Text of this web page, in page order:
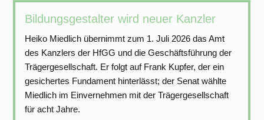
Bildungsgestalter wird neuer Kanzler
Heiko Miedlich übernimmt zum 1. Juli 2026 das Amt
des Kanzlers der HfGG und die Geschäftsführung der
Trägergesellschaft. Er folgt auf Frank Kupfer, der ein
gesichertes Fundament hinterlässt; der Senat wählte
Miedlich im Einvernehmen mit der Trägergesellschaft
für acht Jahre.